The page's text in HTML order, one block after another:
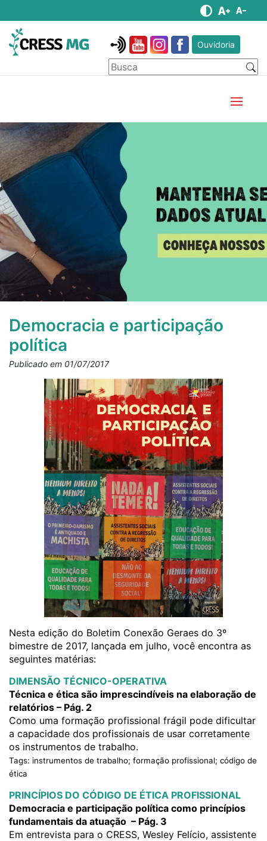
Ouvidoria
Democracia e participação
política
Publicado em 01/07/2017
Nesta edição do Boletim Conexão Geraes do 3º
bimestre de 2017, lançada em julho, você encontra as
seguintes matérias:
DIMENSÃO TÉCNICO-OPERATIVA
Técnica e ética são imprescindíveis na elaboração de
relatórios – Pág. 2
Como uma formação profissional frágil pode dificultar
a capacidade dos profissionais de usar corretamente
os instrumentos de trabalho.
Tags: instrumentos de trabalho; formação profissional; código de
ética
PRINCÍPIOS DO CÓDIGO DE ÉTICA PROFISSIONAL
Democracia e participação política como princípios
fundamentais da atuação – Pág. 3
Em entrevista para o CRESS, Wesley Felício, assistente